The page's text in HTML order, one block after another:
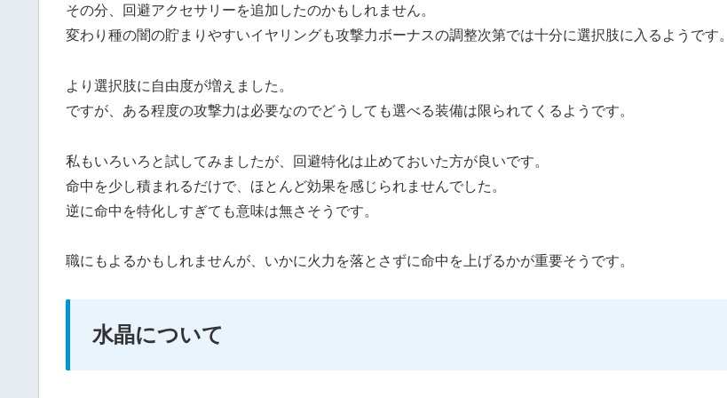
その分、回避アクセサリーを追加したのかもしれません。
変わり種の闇の貯まりやすいイヤリングも攻撃力ボーナスの調整次第では十分に選択肢に入るようです。
より選択肢に自由度が増えました。
ですが、ある程度の攻撃力は必要なのでどうしても選べる装備は限られてくるようです。
私もいろいろと試してみましたが、回避特化は止めておいた方が良いです。
命中を少し積まれるだけで、ほとんど効果を感じられませんでした。
逆に命中を特化しすぎても意味は無さそうです。
職にもよるかもしれませんが、いかに火力を落とさずに命中を上げるかが重要そうです。
水晶について